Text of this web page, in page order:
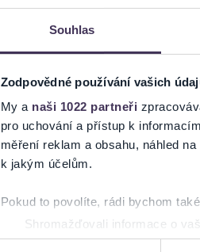
Souhlas
Zodpovědné používání vašich
My a naši 1022 partneři
pro uchování a přístup k
měření reklam a obsahu, náhled
k jakým účelům.
Pokud to povolíte, rádi bychom
Shromažďovali informace o
Identifikovali vaše zařízení